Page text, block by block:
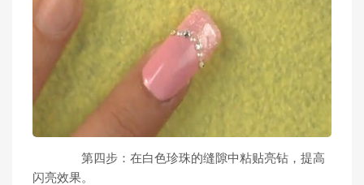
第四步：在白色珍珠的缝隙中粘贴亮钻，提高
闪亮效果。